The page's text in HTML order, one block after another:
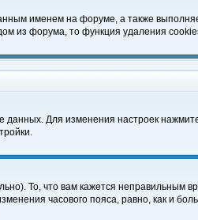
именем на форуме, а также
из форума, то функция удаления
Для изменения настроек
То, что вам кажется неправильным
часового пояса, равно, как и